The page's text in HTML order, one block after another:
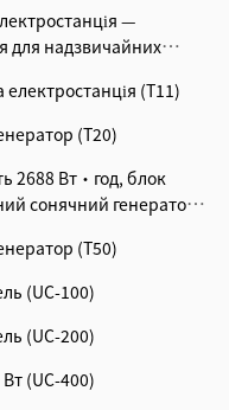
—
для надзвичайних
(T11)
(T20)
2688 Вт·год, блок
сонячний генератор
одноблоковий, без
(T50)
(UC-100)
(UC-200)
(UC-400)